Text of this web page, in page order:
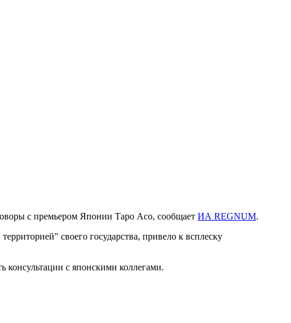
с премьером Японии Таро Асо, сообщает ИА REGNUM.
своего государства, привело к всплеску
с японскими коллегами.